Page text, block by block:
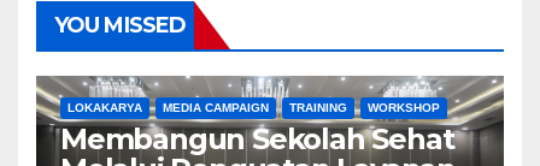
YOU MISSED
LOKAKARYA MEDIA CAMPAIGN TRAINING WORKSHOP
Membangun Sekolah Sehat